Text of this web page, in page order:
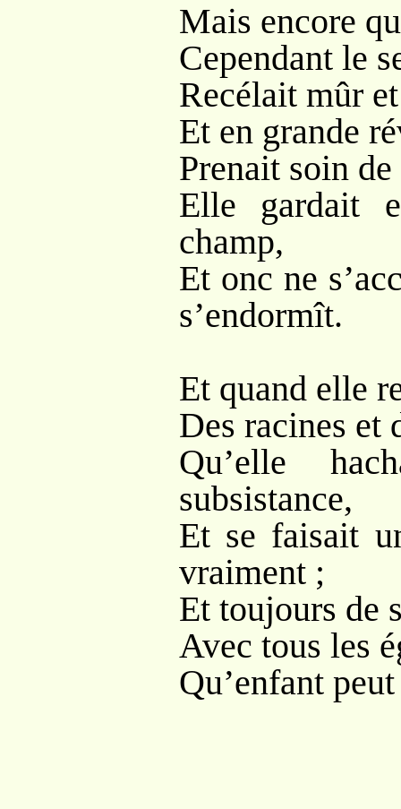
Mais encore
Cependant le
Recélait mûr
Et en grande
Prenait soin
Elle gardait
champ,
Et onc ne
s’endormît.
Et quand elle
Des racines et
Qu’elle
subsistance,
Et se faisait
vraiment ;
Et toujours de
Avec tous les
Qu’enfant